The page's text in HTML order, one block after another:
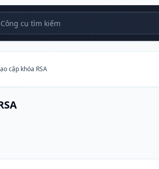
cụ tìm kiếm
cặp khóa RSA